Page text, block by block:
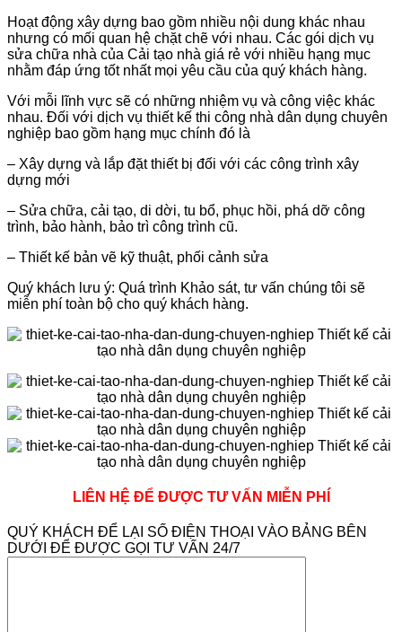
Hoạt động xây dựng bao gồm nhiều nội dung khác nhau
nhưng có mối quan hệ chặt chẽ với nhau. Các gói dịch vụ
sửa chữa nhà của Cải tạo nhà giá rẻ với nhiều hạng mục
nhằm đáp ứng tốt nhất mọi yêu cầu của quý khách hàng.
Với mỗi lĩnh vực sẽ có những nhiệm vụ và công việc khác
nhau. Đối với dịch vụ thiết kế thi công nhà dân dụng chuyên
nghiệp bao gồm hạng mục chính đó là
– Xây dựng và lắp đặt thiết bị đối với các công trình xây
dựng mới
– Sửa chữa, cải tạo, di dời, tu bổ, phục hồi, phá dỡ công
trình, bảo hành, bảo trì công trình cũ.
– Thiết kế bản vẽ kỹ thuật, phối cảnh sửa
Quý khách lưu ý: Quá trình Khảo sát, tư vấn chúng tôi sẽ
miễn phí toàn bộ cho quý khách hàng.
LIÊN HỆ ĐỂ ĐƯỢC TƯ VẤN MIỄN PHÍ
QUÝ KHÁCH ĐỂ LẠI SỐ ĐIỆN THOẠI VÀO BẢNG BÊN
DƯỚI ĐỂ ĐƯỢC GỌI TƯ VẤN 24/7